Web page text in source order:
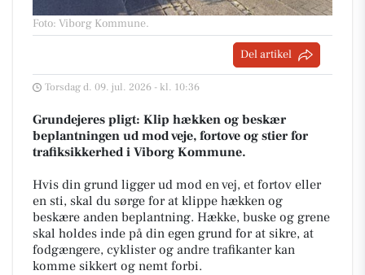
Foto: Viborg Kommune.
Del artikel
Torsdag d. 09. jul. 2026 - kl. 10:36
Grundejeres pligt: Klip hækken og beskær
beplantningen ud mod veje, fortove og stier for
trafiksikkerhed i Viborg Kommune.
Hvis din grund ligger ud mod en vej, et fortov eller
en sti, skal du sørge for at klippe hækken og
beskære anden beplantning. Hække, buske og grene
skal holdes inde på din egen grund for at sikre, at
fodgængere, cyklister og andre trafikanter kan
komme sikkert og nemt forbi.